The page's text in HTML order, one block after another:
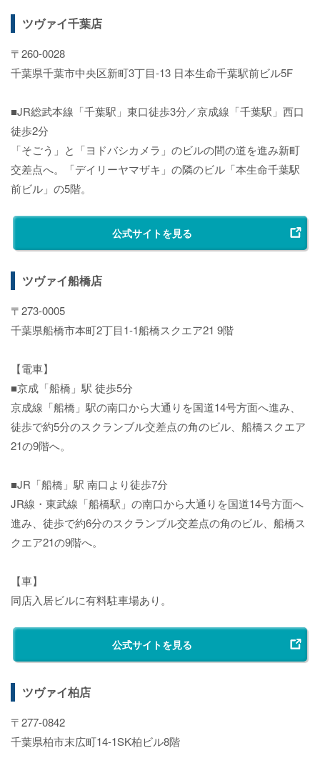
ツヴァイ千葉店
〒260-0028
千葉県千葉市中央区新町3丁目-13 日本生命千葉駅前ビル5F
■JR総武本線「千葉駅」東口徒歩3分／京成線「千葉駅」西口
徒歩2分
「そごう」と「ヨドバシカメラ」のビルの間の道を進み新町
交差点へ。「デイリーヤマザキ」の隣のビル「本生命千葉駅
前ビル」の5階。
公式サイトを見る
ツヴァイ船橋店
〒273-0005
千葉県船橋市本町2丁目1-1船橋スクエア21 9階
【電車】
■京成「船橋」駅 徒歩5分
京成線「船橋」駅の南口から大通りを国道14号方面へ進み、
徒歩で約5分のスクランブル交差点の角のビル、船橋スクエア
21の9階へ。
■JR「船橋」駅 南口より徒歩7分
JR線・東武線「船橋駅」の南口から大通りを国道14号方面へ
進み、徒歩で約6分のスクランブル交差点の角のビル、船橋ス
クエア21の9階へ。
【車】
同店入居ビルに有料駐車場あり。
公式サイトを見る
ツヴァイ柏店
〒277-0842
千葉県柏市末広町14-1SK柏ビル8階